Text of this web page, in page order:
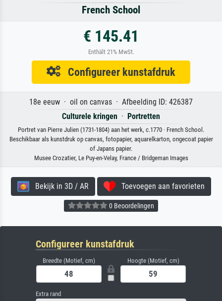
French School
€ 145.41
Enthält 21% MwSt.
Configureer kunstafdruk
18e eeuw · oil on canvas · Afbeelding ID: 426387
Culturele kringen · Portretten
Portret van Pierre Julien (1731-1804) aan het werk, c.1770 · French School.
Beschikbaar als kunstdruk op canvas, fotopapier, aquarelkarton, ongecoat papier
of Japans papier.
Musee Crozatier, Le Puy-en-Velay, France / Bridgeman Images
Bekijk in 3D / AR Toevoegen aan favorieten
0 Beoordelingen
Configureer kunstafdruk
Breedte (Motief, cm) Hoogte (Motief, cm)
Extra rand